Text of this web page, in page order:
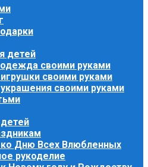
детей
своими руками
своими руками
своими руками
Дню Всех Влюбленных
рукоделие